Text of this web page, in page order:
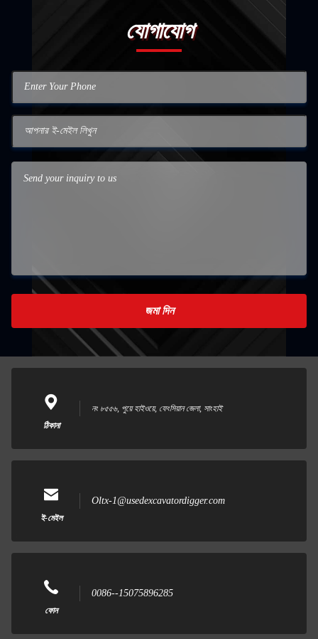
যোগাযোগ
জমা দিন
ঠিকানা
নং ৮৫৫৬, পুয়ে হাইওয়ে, ফেংসিয়ান জেলা, সাংহাই
ই-মেইল
Oltx-1@usedexcavatordigger.com
ফোন
0086--15075896285